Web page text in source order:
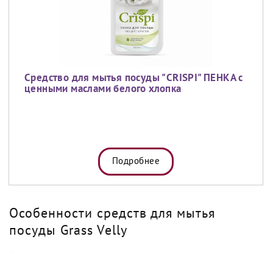
Средство для мытья посуды "CRISPI" ПЕНКА с
ценными маслами белого хлопка
Подробнее
Особенности средств для мытья
посуды Grass Velly